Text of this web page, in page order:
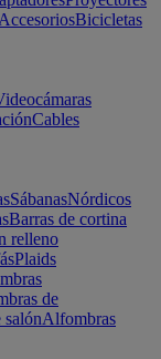
AccesoriosBicicletas
Cables
SábanasNórdicos
Barras de cortina
relleno
Plaids
de
Alfombras